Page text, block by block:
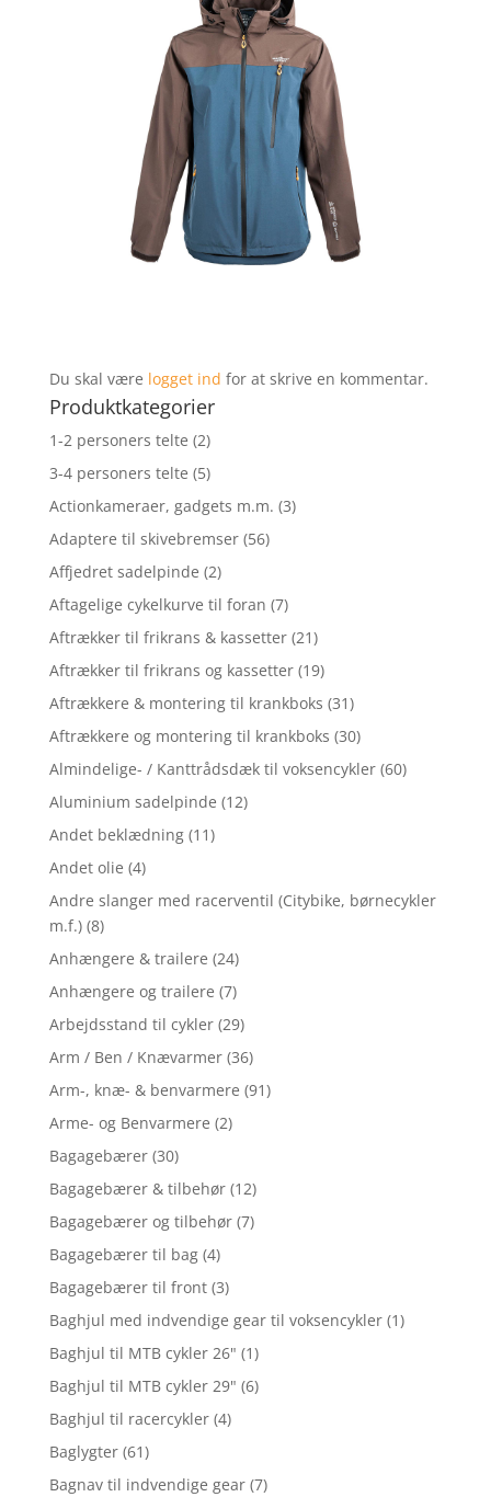
Du skal være logget ind for at skrive en kommentar.
Produktkategorier
1-2 personers telte (2)
3-4 personers telte (5)
Actionkameraer, gadgets m.m. (3)
Adaptere til skivebremser (56)
Affjedret sadelpinde (2)
Aftagelige cykelkurve til foran (7)
Aftrækker til frikrans & kassetter (21)
Aftrækker til frikrans og kassetter (19)
Aftrækkere & montering til krankboks (31)
Aftrækkere og montering til krankboks (30)
Almindelige- / Kanttrådsdæk til voksencykler (60)
Aluminium sadelpinde (12)
Andet beklædning (11)
Andet olie (4)
Andre slanger med racerventil (Citybike, børnecykler
m.f.) (8)
Anhængere & trailere (24)
Anhængere og trailere (7)
Arbejdsstand til cykler (29)
Arm / Ben / Knævarmer (36)
Arm-, knæ- & benvarmere (91)
Arme- og Benvarmere (2)
Bagagebærer (30)
Bagagebærer & tilbehør (12)
Bagagebærer og tilbehør (7)
Bagagebærer til bag (4)
Bagagebærer til front (3)
Baghjul med indvendige gear til voksencykler (1)
Baghjul til MTB cykler 26" (1)
Baghjul til MTB cykler 29" (6)
Baghjul til racercykler (4)
Baglygter (61)
Bagnav til indvendige gear (7)